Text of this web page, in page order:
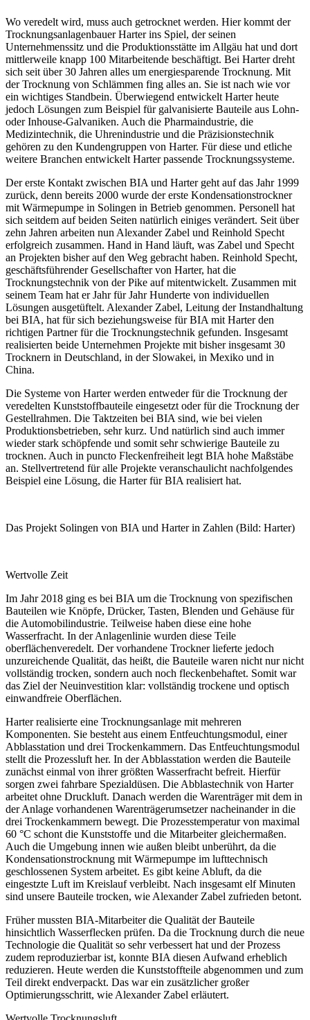
Wo veredelt wird, muss auch getrocknet werden. Hier kommt der
Trocknungsanlagenbauer Harter ins Spiel, der seinen
Unternehmenssitz und die Produktionsstätte im Allgäu hat und dort
mittlerweile knapp 100 Mitarbeitende beschäftigt. Bei Harter dreht
sich seit über 30 Jahren alles um energiesparende Trocknung. Mit
der Trocknung von Schlämmen fing alles an. Sie ist nach wie vor
ein wichtiges Standbein. Überwiegend entwickelt Harter heute
jedoch Lösungen zum Beispiel für galvanisierte Bauteile aus Lohn-
oder Inhouse-Galvaniken. Auch die Pharma­industrie, die
Medizintechnik, die Uhrenindustrie und die Präzisionstechnik
gehören zu den Kundengruppen von Harter. Für diese und etliche
weitere Branchen entwickelt Harter passende Trocknungssysteme.
Der erste Kontakt zwischen BIA und ­Harter geht auf das Jahr 1999
zurück, denn bereits 2000 wurde der erste Kondensationstrockner
mit Wärmepumpe in Solingen in ­Betrieb genommen. Personell hat
sich seitdem auf beiden Seiten natürlich einiges verändert. Seit über
zehn Jahren arbeiten nun Alexander Zabel und Reinhold Specht
erfolgreich zusammen. Hand in Hand läuft, was Zabel und Specht
an Projekten bisher auf den Weg gebracht haben. Reinhold Specht,
geschäftsführender Gesellschafter von Harter, hat die
Trocknungstechnik von der Pike auf mitentwickelt. Zusammen mit
seinem Team hat er Jahr für Jahr Hunderte von individuellen
Lösungen ausgetüftelt. Alexander Zabel, Leitung der Instandhaltung
bei BIA, hat für sich beziehungsweise für BIA mit Harter den
richtigen Partner für die Trocknungstechnik gefunden. Insgesamt
realisierten beide Unternehmen Projekte mit bisher insgesamt 30
Trocknern in Deutschland, in der Slowakei, in Mexiko und in
China.
Die Systeme von Harter werden entweder für die Trocknung der
veredelten Kunststoffbauteile eingesetzt oder für die Trocknung der
Gestellrahmen. Die Taktzeiten bei BIA sind, wie bei vielen
Produktionsbetrieben, sehr kurz. Und natürlich sind auch immer
wieder stark schöpfende und somit sehr ­schwierige Bauteile zu
trocknen. Auch in puncto Fleckenfreiheit legt BIA hohe Maßstäbe
an. Stellvertretend für alle Projekte veranschaulicht nachfolgendes
Beispiel eine Lösung, die Harter für BIA realisiert hat.
Das Projekt Solingen von BIA und Harter in Zahlen (Bild: Harter)
Wertvolle Zeit
Im Jahr 2018 ging es bei BIA um die Trocknung von spezifischen
Bauteilen wie ­Knöpfe, Drücker, Tasten, Blenden und Gehäuse für
die Automobilindustrie. Teilweise haben ­diese eine hohe
Wasserfracht. In der Anlagenlinie wurden diese Teile
oberflächenveredelt. Der vorhandene Trockner lieferte jedoch
unzureichende Qualität, das heißt, die Bauteile waren nicht nur nicht
vollständig trocken, sondern auch noch fleckenbehaftet. Somit war
das Ziel der Neuinvestition klar: vollständig trockene und optisch
einwandfreie Oberflächen.
Harter realisierte eine Trocknungsanlage mit mehreren
Komponenten. Sie besteht aus einem Entfeuchtungsmodul, einer
Abblassta­tion und drei Trockenkammern. Das Entfeu­chtungsmodul
stellt die Prozessluft her. In der Abblasstation werden die Bauteile
zunächst einmal von ihrer größten Wasserfracht befreit. Hierfür
sorgen zwei fahrbare Spezialdüsen. Die Abblastechnik von Harter
arbeitet ohne Druckluft. Danach werden die Warenträger mit dem in
der Anlage vorhandenen Warenträgerumsetzer nacheinander in die
drei Trockenkammern bewegt. Die Prozesstemperatur von maximal
60 °C schont die Kunststoffe und die Mitarbeiter gleichermaßen.
Auch die Umgebung innen wie ­außen bleibt unberührt, da die
Kondensationstrocknung mit Wärmepumpe im lufttechnisch
geschlossenen System arbeitet. Es gibt ­keine Abluft, da die
eingestzte Luft im Kreislauf verbleibt. Nach insgesamt elf Minuten
sind unsere Bauteile trocken, wie Alexander Zabel zufrieden betont.
Früher mussten BIA-Mitarbeiter die Qualität der Bauteile
hinsichtlich Wasserflecken prüfen. Da die Trocknung durch die neue
Technologie die Qualität so sehr verbessert hat und der Prozess
zudem reproduzierbar ist, konnte BIA diesen Aufwand erheblich
reduzieren. Heute werden die Kunststoffteile abgenommen und zum
Teil direkt endverpackt. Das war ein zusätzlicher großer
Optimierungsschritt, wie Alexander Zabel erläutert.